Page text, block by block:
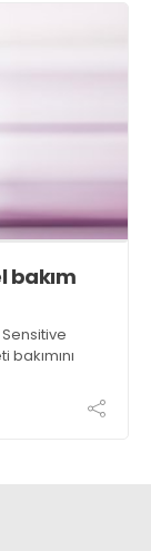
bakım
bakımını